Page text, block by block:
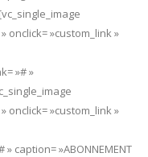
onclick= »custom_link »
»# »
onclick= »custom_link »
caption= »ABONNEMENT